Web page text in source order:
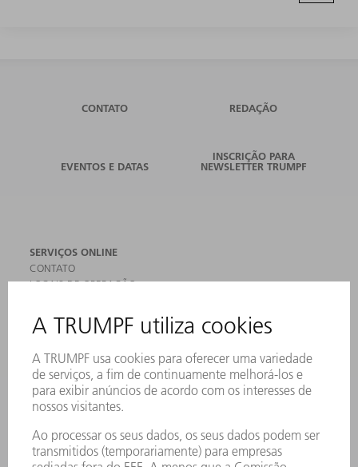
CONTATO REDAÇÃO
EVENTOS E DATAS
INSCRIÇÃO PARA
NEWSLETTER TRUMPF
SERVIÇOS ONLINE
CONTATO
LOCAIS DE OPERAÇÃO
ASSINATURA DA NEWSLETTER
FICHAS DE DADOS DE SEGURANÇA
MÁQUINAS & SISTEMAS
LASER
ELETRÔNICA DE POTÊNCIA
FERRAMENTAS ELÉTRICAS
SMART FACTORY
SOFTWARE
SERVIÇOS